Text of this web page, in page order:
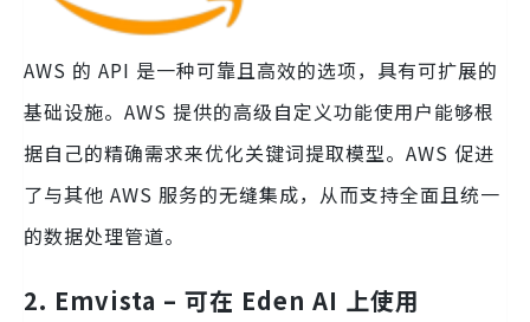
AWS 的 API 是一种可靠且高效的选项，具有可扩展的
基础设施。AWS 提供的高级自定义功能使用户能够根
据自己的精确需求来优化关键词提取模型。AWS 促进
了与其他 AWS 服务的无缝集成，从而支持全面且统一
的数据处理管道。
2. Emvista – 可在 Eden AI 上使用